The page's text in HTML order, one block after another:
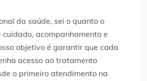
da saúde, sei o quanto o
acompanhamento e
objetivo é garantir que cada
acesso ao tratamento
o primeiro atendimento na